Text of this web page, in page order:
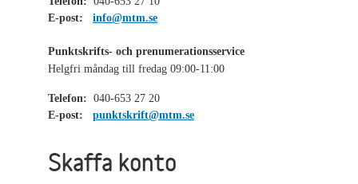
E-post:
info@mtm.se
Punktskrifts- och prenumerationsservice
Helgfri måndag till fredag 09:00-11:00
Telefon: 040-653 27 20
E-post:
punktskrift@mtm.se
Skaffa konto